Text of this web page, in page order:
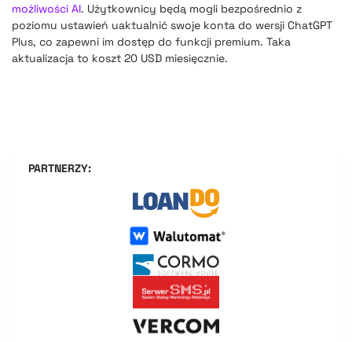
możliwości AI. Użytkownicy będą mogli bezpośrednio z
poziomu ustawień uaktualnić swoje konta do wersji ChatGPT
Plus, co zapewni im dostęp do funkcji premium. Taka
aktualizacja to koszt 20 USD miesięcznie.
PARTNERZY: